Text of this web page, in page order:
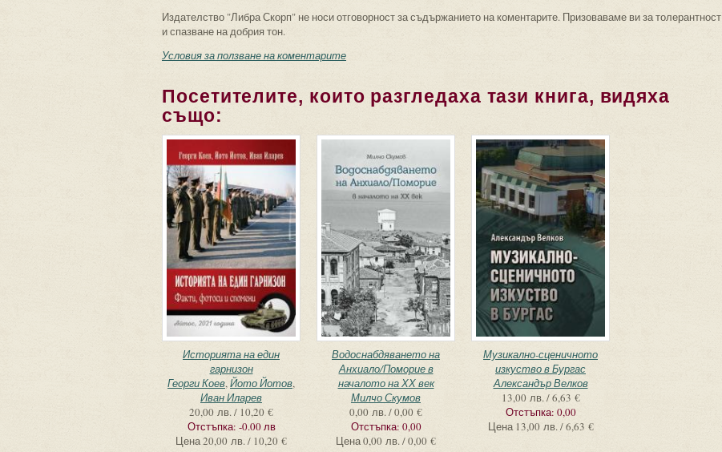
Издателство "Либра Скорп" не носи отговорност за съдържанието на коментарите. Призоваваме ви за толерантност
и спазване на добрия тон.
Условия за ползване на коментарите
Посетителите, които разгледаха тази книга, видяха
също:
Историята на един
гарнизон
Георги Коев,Йото Йотов,
Иван Иларев
20,00 лв. / 10,20 €
Отстъпка: -0.00 лв
Цена20,00 лв. / 10,20 €
Водоснабдяването на
Анхиало/Поморие в
началото на ХХ век
Милчо Скумов
0,00 лв. / 0,00 €
Отстъпка: 0,00
Цена0,00 лв. / 0,00 €
Музикално-сценичното
изкуство в Бургас
Александър Велков
13,00 лв. / 6,63 €
Отстъпка: 0,00
Цена 13,00 лв. / 6,63 €